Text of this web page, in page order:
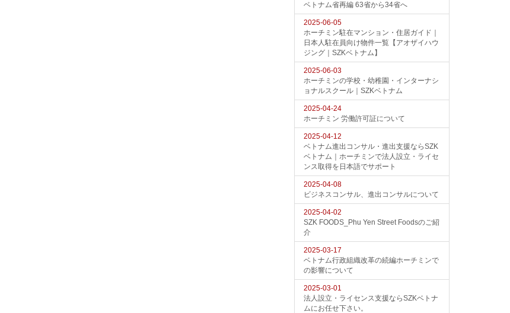
ベトナム省再編 63省から34省へ
2025-06-05
ホーチミン駐在マンション・住居ガイド｜
日本人駐在員向け物件一覧【アオザイハウ
ジング｜SZKベトナム】
2025-06-03
ホーチミンの学校・幼稚園・インターナシ
ョナルスクール｜SZKベトナム
2025-04-24
ホーチミン 労働許可証について
2025-04-12
ベトナム進出コンサル・進出支援ならSZK
ベトナム｜ホーチミンで法人設立・ライセ
ンス取得を日本語でサポート
2025-04-08
ビジネスコンサル、進出コンサルについて
2025-04-02
SZK FOODS_Phu Yen Street Foodsのご紹
介
2025-03-17
ベトナム行政組織改革の続編ホーチミンで
の影響について
2025-03-01
法人設立・ライセンス支援ならSZKベトナ
ムにお任せ下さい。